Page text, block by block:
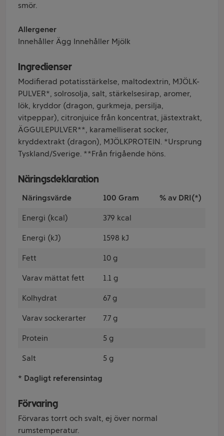
smör.
Allergener
Innehåller Ägg Innehåller Mjölk
Ingredienser
Modifierad potatisstärkelse, maltodextrin, MJÖLK-
PULVER*, solrosolja, salt, stärkelsesirap, aromer,
lök, kryddor (dragon, gurkmeja, persilja,
vitpeppar), citronjuice från koncentrat, jästextrakt,
ÄGGULEPULVER**, karamelliserat socker,
kryddextrakt (dragon), MJÖLKPROTEIN. *Ursprung
Tyskland/Sverige. **Från frigående höns.
Näringsdeklaration
Näringsvärde 100 Gram % av DRI(*)
Energi (kcal) 379 kcal
Energi (kJ) 1598 kJ
Fett 10 g
Varav mättat fett 1.1 g
Kolhydrat 67 g
Varav sockerarter 7.7 g
Protein 5 g
Salt 5 g
* Dagligt referensintag
Förvaring
Förvaras torrt och svalt, ej över normal
rumstemperatur.